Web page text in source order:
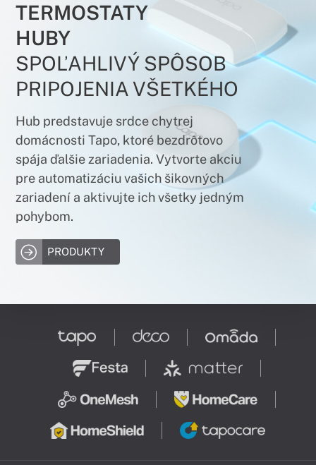
TERMOSTATY
HUBY
SPOĽAHLIVÝ SPÔSOB
PRIPOJENIA VŠETKÉHO
Hub predstavuje srdce chytrej
domácnosti Tapo, ktoré bezdrôtovo
spája ďalšie zariadenia. Vytvorte akciu
pre automatizáciu vašich šikovných
zariadení a aktivujte ich všetky jedným
pohybom.
PRODUKTY